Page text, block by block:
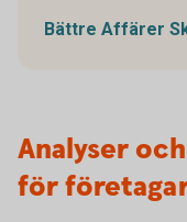
Bättre Affärer
Analyser
för